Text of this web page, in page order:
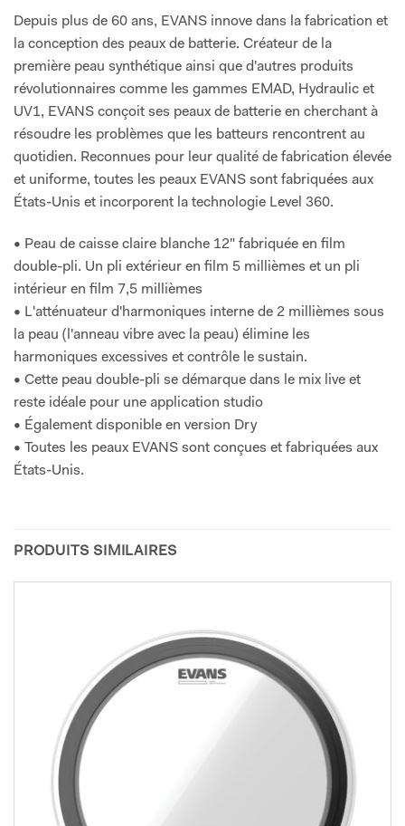
Depuis plus de 60 ans, EVANS innove dans la fabrication et
la conception des peaux de batterie. Créateur de la
première peau synthétique ainsi que d'autres produits
révolutionnaires comme les gammes EMAD, Hydraulic et
UV1, EVANS conçoit ses peaux de batterie en cherchant à
résoudre les problèmes que les batteurs rencontrent au
quotidien. Reconnues pour leur qualité de fabrication élevée
et uniforme, toutes les peaux EVANS sont fabriquées aux
États-Unis et incorporent la technologie Level 360.
• Peau de caisse claire blanche 12" fabriquée en film
double-pli. Un pli extérieur en film 5 millièmes et un pli
intérieur en film 7,5 millièmes
• L'atténuateur d'harmoniques interne de 2 millièmes sous
la peau (l'anneau vibre avec la peau) élimine les
harmoniques excessives et contrôle le sustain.
• Cette peau double-pli se démarque dans le mix live et
reste idéale pour une application studio
• Également disponible en version Dry
• Toutes les peaux EVANS sont conçues et fabriquées aux
États-Unis.
PRODUITS SIMILAIRES